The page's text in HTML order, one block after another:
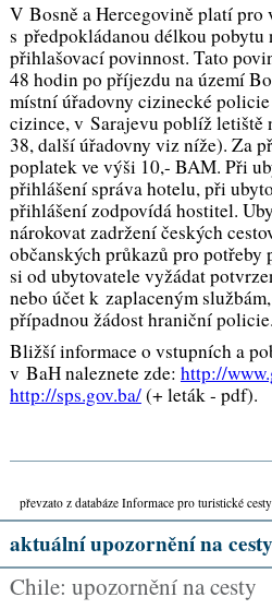
V Bosně a Hercegovině platí pro
s předpokládanou délkou pobytu
přihlašovací povinnost. Tato
48 hodin po příjezdu na území
místní úřadovny cizinecké
cizince, v Sarajevu poblíž letiště
38, další úřadovny viz níže). Za
poplatek ve výši 10,- BAM. Při
přihlášení správa hotelu, při
přihlášení zodpovídá hostitel.
nárokovat zadržení českých
občanských průkazů pro
si od ubytovatele vyžádat
nebo účet k zaplaceným
případnou žádost hraniční policie.
Bližší informace o vstupních a
v BaH naleznete zde: http://
http://sps.gov.ba/(+ leták - pdf).
převzato z databáze Informace pro turistické
aktuální upozornění na cesty
Chile: upozornění na cesty